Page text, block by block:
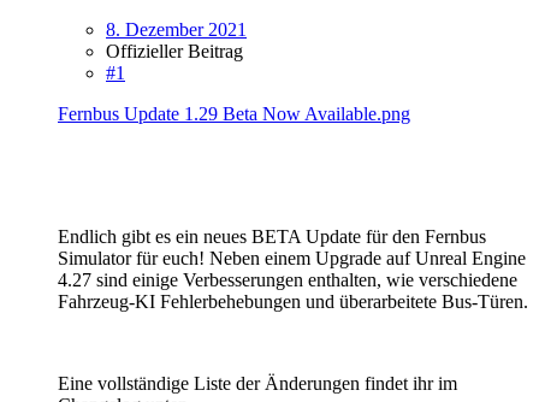
8. Dezember 2021
Offizieller Beitrag
#1
Fernbus Update 1.29 Beta Now Available.png
Endlich gibt es ein neues BETA Update für den Fernbus
Simulator für euch! Neben einem Upgrade auf Unreal Engine
4.27 sind einige Verbesserungen enthalten, wie verschiedene
Fahrzeug-KI Fehlerbehebungen und überarbeitete Bus-Türen.
Eine vollständige Liste der Änderungen findet ihr im